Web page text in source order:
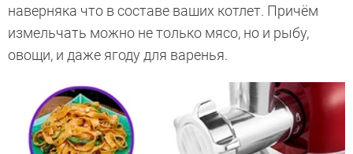
наверняка что в составе ваших котлет. Причём
измельчать можно не только мясо, но и рыбу,
овощи, и даже ягоду для варенья.